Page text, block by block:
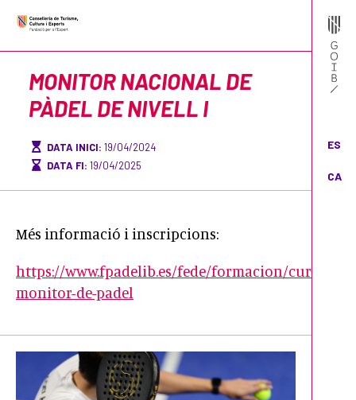
ES
CA
MONITOR NACIONAL DE
PÀDEL DE NIVELL I
DATA INICI: 19/04/2024
DATA FI: 19/04/2025
Més informació i inscripcions:
https://www.fpadelib.es/fede/formacion/curso-
monitor-de-padel